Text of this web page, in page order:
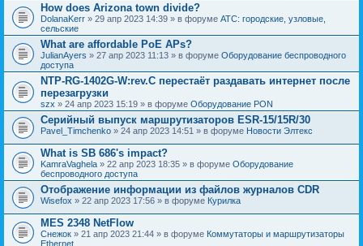
How does Arizona town divide?
DolanaKerr » 29 апр 2023 14:39 » в форуме АТС: городские, узловые,
сельские
What are affordable PoE APs?
JulianAyers » 27 апр 2023 11:13 » в форуме Оборудование беспроводного
доступа
NTP-RG-1402G-W:rev.C перестаёт раздавать интернет после
перезагрузки
szx » 24 апр 2023 15:19 » в форуме Оборудование PON
Серийный выпуск маршрутизаторов ESR-15/15R/30
Pavel_Timchenko » 24 апр 2023 14:51 » в форуме Новости Элтекс
What is SB 686's impact?
KamraVaghela » 22 апр 2023 18:35 » в форуме Оборудование
беспроводного доступа
Отображение информации из файлов журналов CDR
Wisefox » 22 апр 2023 17:56 » в форуме Курилка
MES 2348 NetFlow
Снежок » 21 апр 2023 21:44 » в форуме Коммутаторы и маршрутизаторы
Ethernet